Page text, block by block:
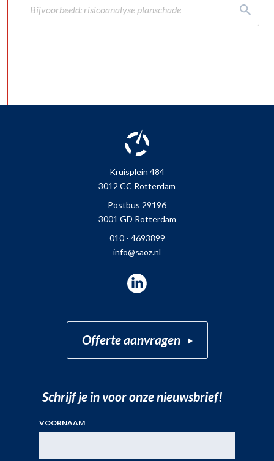
Kruisplein 484
3012 CC Rotterdam
Postbus 29196
3001 GD Rotterdam
010 - 4693899
info@saoz.nl
Schrijf je in voor onze nieuwsbrief!
VOORNAAM
Offerte aanvragen